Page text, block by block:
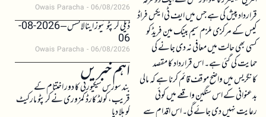
قرارداد پیش کی ہے جس میں ایف ٹی ایکس فراڈ
کیس کے مرکزی ملزم سیم بینک مین فریڈ کو
کسی بھی حالت میں معافی نہ دی جانے کی
حمایت کی گئی ہے۔ اس قرارداد کا مقصد
کانگریس میں واضح موقف قائم کرنا ہے کہ مالی
بدعنوانی کے اس سنگین واقعے میں کوئی
رعایت نہیں دی جائے گی۔ اس اقدام سے
Owais Paracha 06/08/2026
ڈیلی کرپٹو نیوز اینالائسس – 2026-08-
06
Owais Paracha 06/08/2026
اہم خبریں
بند سورس سیکیورٹی کا دور اختتام کے
قریب، کولڈ کارڈ کمزوری نے کرپٹو مارکیٹ
کو ہلا دیا